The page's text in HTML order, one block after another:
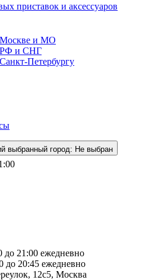
приставок и аксессуаров
Москве и МО
РФ и СНГ
Петербургу
выбранный город: Не выбран
до 21:00 ежедневно
до 20:45 ежедневно
12с5, Москва